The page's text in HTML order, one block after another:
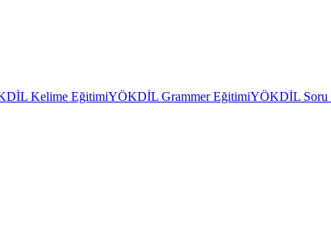
Kelime EğitimiYÖKDİL Grammer EğitimiYÖKDİL Soru